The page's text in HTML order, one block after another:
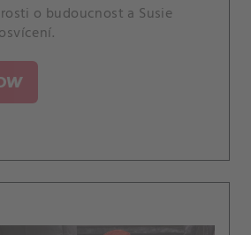
o budoucnost a Susie